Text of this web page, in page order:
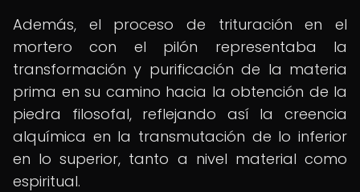
Además, el proceso de trituración en el
mortero con el pilón representaba la
transformación y purificación de la materia
prima en su camino hacia la obtención de la
piedra filosofal, reflejando así la creencia
alquímica en la transmutación de lo inferior
en lo superior, tanto a nivel material como
espiritual.